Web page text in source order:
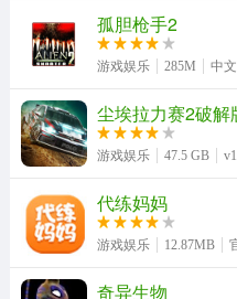
孤胆枪手2
游戏娱乐 285M 中
尘埃拉力赛2破解
游戏娱乐 47.5 GB
代练妈妈
游戏娱乐 12.87MB
奇异生物